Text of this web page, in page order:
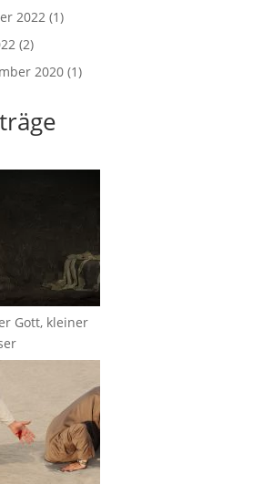
2022 (1)
(2)
2020 (1)
Gott, kleiner